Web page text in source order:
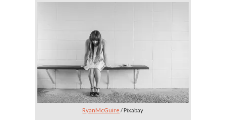
RyanMcGuire / Pixabay